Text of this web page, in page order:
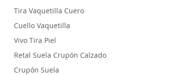
Tira Vaquetilla Cuero
Cuello Vaquetilla
Vivo Tira Piel
Retal Suela Crupón Calzado
Crupón Suela